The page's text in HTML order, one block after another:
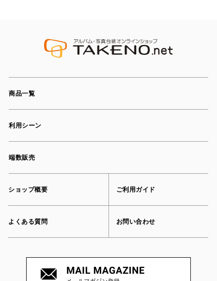
商品一覧
利用シーン
端数販売
ショップ概要 ご利用ガイド
よくある質問 お問い合わせ